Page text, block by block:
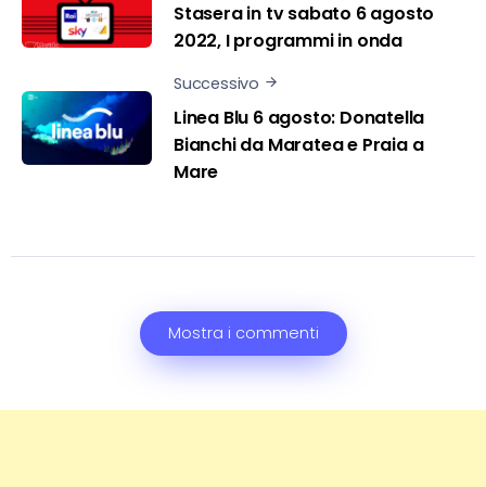
Stasera in tv sabato 6 agosto
2022, I programmi in onda
Successivo
Linea Blu 6 agosto: Donatella
Bianchi da Maratea e Praia a
Mare
Mostra i commenti